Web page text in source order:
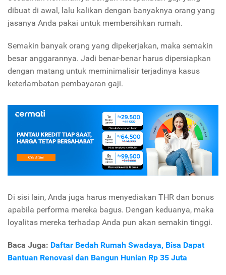
dibuat di awal, lalu kalikan dengan banyaknya orang yang
jasanya Anda pakai untuk membersihkan rumah.
Semakin banyak orang yang dipekerjakan, maka semakin
besar anggarannya. Jadi benar-benar harus dipersiapkan
dengan matang untuk meminimalisir terjadinya kasus
keterlambatan pembayaran gaji.
Di sisi lain, Anda juga harus menyediakan THR dan bonus
apabila performa mereka bagus. Dengan keduanya, maka
loyalitas mereka terhadap Anda pun akan semakin tinggi.
Baca Juga: Daftar Bedah Rumah Swadaya, Bisa Dapat
Bantuan Renovasi dan Bangun Hunian Rp 35 Juta